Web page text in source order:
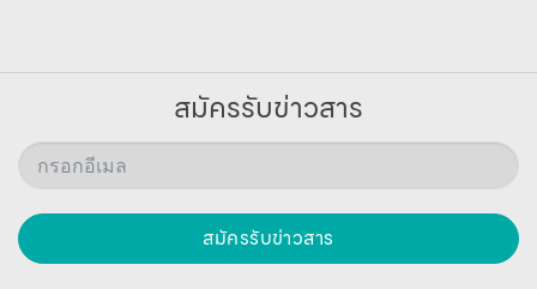
สมัครรับข่าวสาร
สมัครรับข่าวสาร